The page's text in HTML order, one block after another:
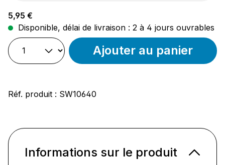
Prix régulier :
5,95 €
Disponible, délai de livraison : 2 à 4 jours ouvrables
Ajouter au panier
Réf. produit : SW10640
Informations sur le produit